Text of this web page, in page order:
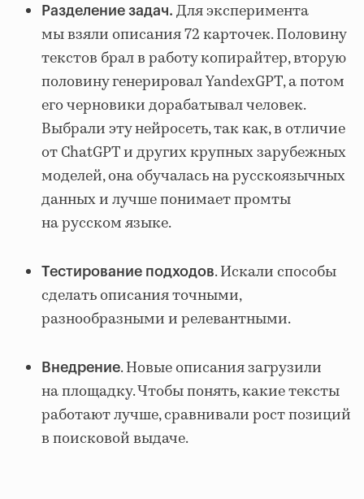
Разделение задач. Для эксперимента
мы взяли описания 72 карточек. Половину
текстов брал в работу копирайтер, вторую
половину генерировал YandexGPT, а потом
его черновики дорабатывал человек.
Выбрали эту нейросеть, так как, в отличие
от ChatGPT и других крупных зарубежных
моделей, она обучалась на русскоязычных
данных и лучше понимает промты
на русском языке.
Тестирование подходов. Искали способы
сделать описания точными,
разнообразными и релевантными.
Внедрение. Новые описания загрузили
на площадку. Чтобы понять, какие тексты
работают лучше, сравнивали рост позиций
в поисковой выдаче.